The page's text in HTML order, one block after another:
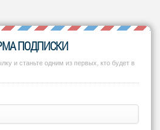
ПОДПИСКИ
и станьте одним из первых, кто будет в